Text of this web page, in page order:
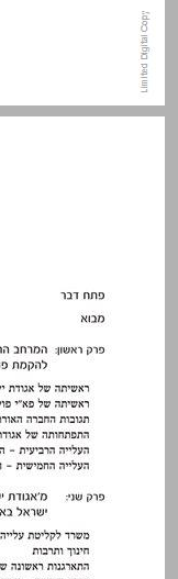
תוכן העניינים ... 7